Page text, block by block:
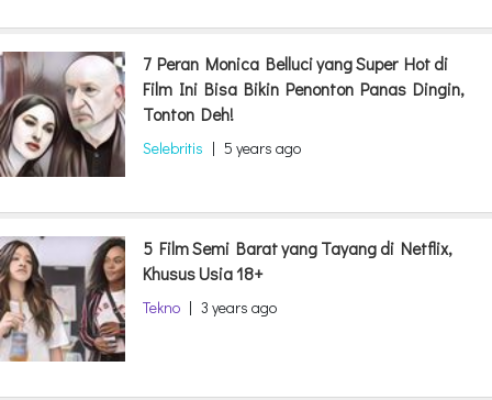
7 Peran Monica Belluci yang Super Hot di
Film Ini Bisa Bikin Penonton Panas Dingin,
Tonton Deh!
Selebritis | 5 years ago
5 Film Semi Barat yang Tayang di Netflix,
Khusus Usia 18+
Tekno | 3 years ago